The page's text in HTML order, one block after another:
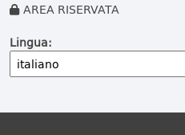
AREA RISERVATA
Lingua